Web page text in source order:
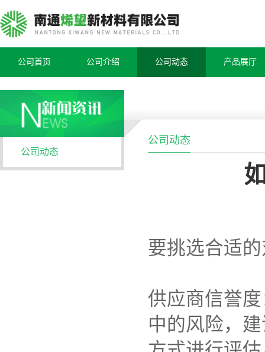
公司首页 公司介绍 公司动态 产品展厅
公司动态
公司动态
要挑选合适
供应商信誉
中的风险，